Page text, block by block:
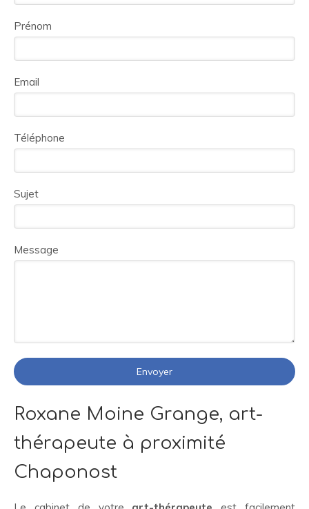
Prénom
Email
Téléphone
Sujet
Message
Envoyer
Roxane Moine Grange, art-
thérapeute à proximité
Chaponost